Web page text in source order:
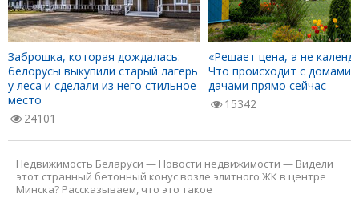
Заброшка, которая дождалась:
белорусы выкупили старый лагерь
у леса и сделали из него стильное
место
24101
«Решает цена, а не
Что происходит с домами
дачами прямо сейчас
15342
Недвижимость Беларуси — Новости недвижимости — Видели
этот странный бетонный конус возле элитного ЖК в центре
Минска? Рассказываем, что это такое